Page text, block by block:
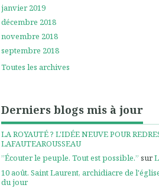
janvier 2019
décembre 2018
novembre 2018
septembre 2018
Toutes les archives
Derniers blogs mis à jour
LA ROYAUTÉ ? L'IDÉE NEUVE POUR
LAFAUTEAROUSSEAU
”Écouter le peuple. Tout est possible.” sur
10 août. Saint Laurent, archidiacre de
du jour